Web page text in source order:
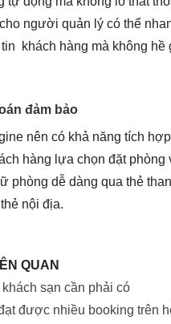
người quản lý có thể
khách hàng mà không hề
đảm bảo
nên có khả năng tích
hàng lựa chọn đặt phòng
phòng dễ dàng qua thẻ
nội địa.
QUAN
sạn cần phải có
được nhiều booking trên